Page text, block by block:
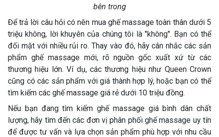
bên trong
Để trả lời câu hỏi có nên mua ghế massage toàn thân dưới 5
triệu không, lời khuyên của chúng tôi là "không". Bạn có thể
đối mặt với nhiều rủi ro. Thay vào đó, hãy cân nhắc các sản
phẩm ghế massage mới, rõ nguồn gốc xuất xứ từ các
thương hiệu lớn. Ví dụ, các thương hiệu như Queen Crown
cũng có các sản phẩm với giá thành hợp lý, hoặc bạn có thể
tìm kiếm các ghế massage giá rẻ dưới 10 triệu đồng.
Nếu bạn đang tìm kiếm ghế massage giá bình dân chất
lượng, hãy tìm đến các đơn vị phân phối ghế massage uy tín
để được tư vấn và lựa chọn sản phẩm phù hợp với nhu cầu